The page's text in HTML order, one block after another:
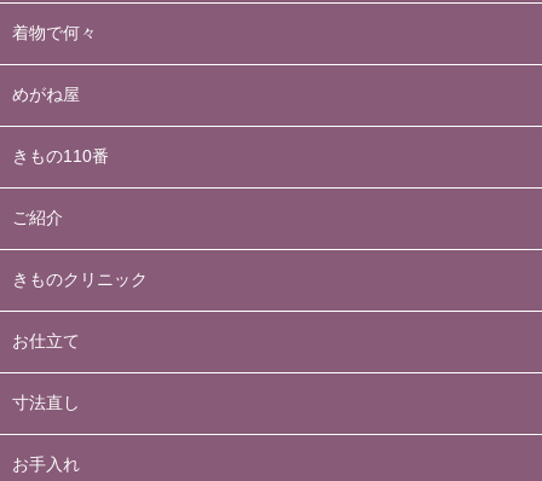
着物で何々
めがね屋
きもの110番
ご紹介
きものクリニック
お仕立て
寸法直し
お手入れ